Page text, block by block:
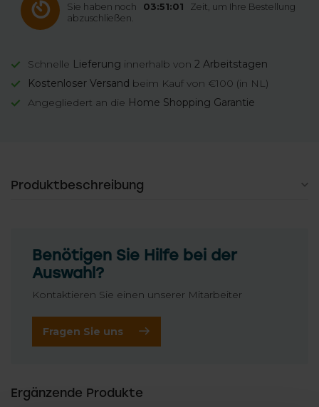
Sie haben noch 03:51:01
Zeit, um Ihre Bestellung
abzuschließen.
Schnelle Lieferung innerhalb von 2 Arbeitstagen
Kostenloser Versand beim Kauf von €100 (in NL)
Angegliedert an die Home Shopping Garantie
Produktbeschreibung
Benötigen Sie Hilfe bei der
Auswahl?
Kontaktieren Sie einen unserer Mitarbeiter
Fragen Sie uns
Ergänzende Produkte